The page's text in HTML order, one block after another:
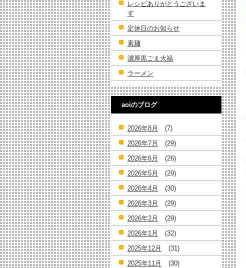
レシピありがとうございま
す
定休日のお知らせ
素麺
濃厚黒ごま大福
ラーメン
aoiのブログ
2026年8月
(7)
2026年7月
(29)
2026年6月
(26)
2026年5月
(29)
2026年4月
(30)
2026年3月
(29)
2026年2月
(29)
2026年1月
(32)
2025年12月
(31)
2025年11月
(30)